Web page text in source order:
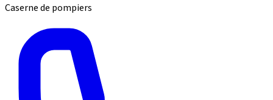
Caserne de pompiers